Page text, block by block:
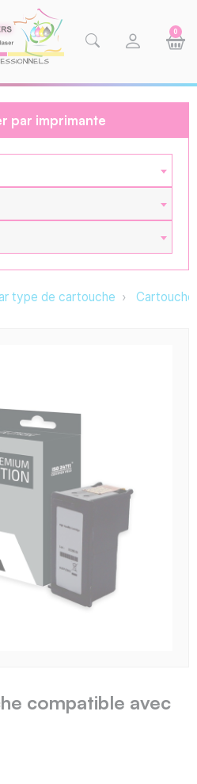
0
par imprimante
type de cartouche
compatible avec